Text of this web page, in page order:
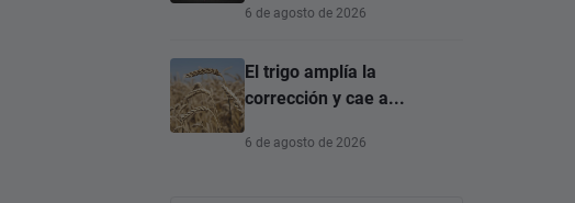
6 de agosto de 2026
El trigo amplía la
corrección y cae a...
6 de agosto de 2026